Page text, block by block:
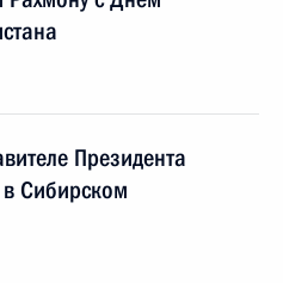
Президента
Сибирском